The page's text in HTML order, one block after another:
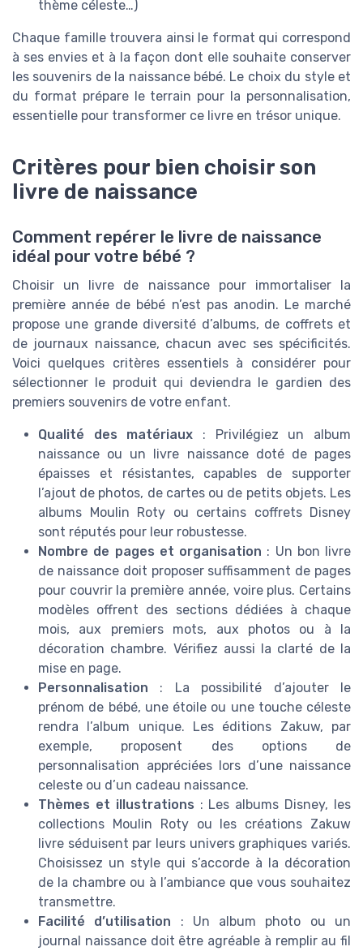
thème céleste…)
Chaque famille trouvera ainsi le format qui correspond
à ses envies et à la façon dont elle souhaite conserver
les souvenirs de la naissance bébé. Le choix du style et
du format prépare le terrain pour la personnalisation,
essentielle pour transformer ce livre en trésor unique.
Critères pour bien choisir son
livre de naissance
Comment repérer le livre de naissance
idéal pour votre bébé ?
Choisir un livre de naissance pour immortaliser la
première année de bébé n’est pas anodin. Le marché
propose une grande diversité d’albums, de coffrets et
de journaux naissance, chacun avec ses spécificités.
Voici quelques critères essentiels à considérer pour
sélectionner le produit qui deviendra le gardien des
premiers souvenirs de votre enfant.
Qualité des matériaux : Privilégiez un album
naissance ou un livre naissance doté de pages
épaisses et résistantes, capables de supporter
l’ajout de photos, de cartes ou de petits objets. Les
albums Moulin Roty ou certains coffrets Disney
sont réputés pour leur robustesse.
Nombre de pages et organisation : Un bon livre
de naissance doit proposer suffisamment de pages
pour couvrir la première année, voire plus. Certains
modèles offrent des sections dédiées à chaque
mois, aux premiers mots, aux photos ou à la
décoration chambre. Vérifiez aussi la clarté de la
mise en page.
Personnalisation : La possibilité d’ajouter le
prénom de bébé, une étoile ou une touche céleste
rendra l’album unique. Les éditions Zakuw, par
exemple, proposent des options de
personnalisation appréciées lors d’une naissance
celeste ou d’un cadeau naissance.
Thèmes et illustrations : Les albums Disney, les
collections Moulin Roty ou les créations Zakuw
livre séduisent par leurs univers graphiques variés.
Choisissez un style qui s’accorde à la décoration
de la chambre ou à l’ambiance que vous souhaitez
transmettre.
Facilité d’utilisation : Un album photo ou un
journal naissance doit être agréable à remplir au fil